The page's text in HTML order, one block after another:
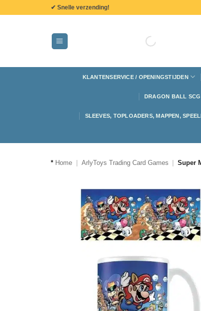
✔ Snelle verzending!
KLANTENSERVICE / OPENINGSTIJDEN
DRAGON BALL SCG
SLEEVES, TOPLOADERS, MAPPEN,
* Home ArlyToys Trading Card Games Super